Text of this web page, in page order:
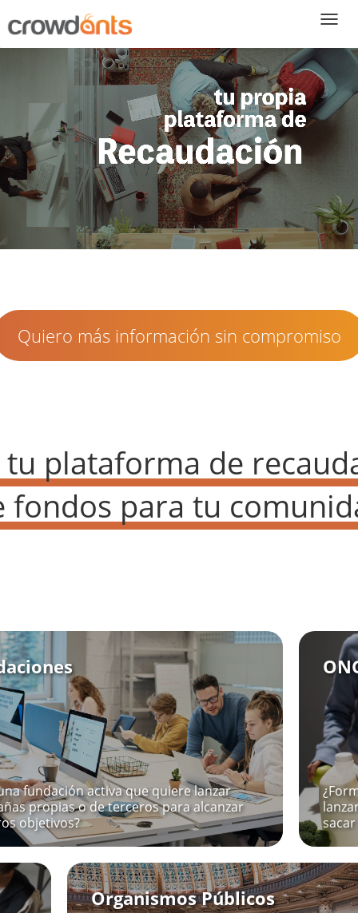
T
Quiero más información sin compromiso
tu plataforma de
fondos para tu
fundación activa que quiere lanzar
propias o de terceros para alcanzar
objetivos?
Organismos Públicos